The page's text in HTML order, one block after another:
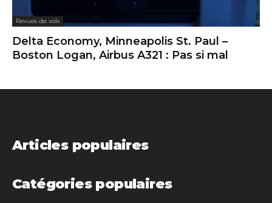
Revues de vols
Delta Economy, Minneapolis St. Paul –
Boston Logan, Airbus A321 : Pas si mal
Articles populaires
Catégories populaires